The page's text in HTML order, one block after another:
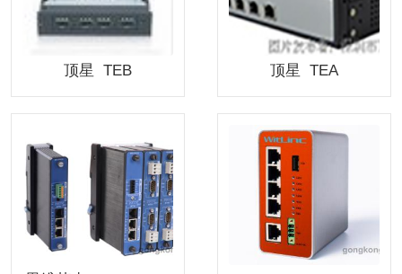
顶星 TEB 顶星 TEA